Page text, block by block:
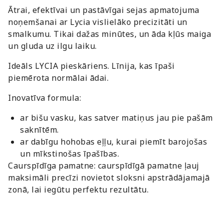
Ātrai, efektīvai un pastāvīgai sejas apmatojuma
noņemšanai ar Lycia vislielāko precizitāti un
smalkumu. Tikai dažas minūtes, un āda kļūs maiga
un gluda uz ilgu laiku.
Ideāls LYCIA pieskāriens. Līnija, kas īpaši
piemērota normālai ādai.
Inovatīva formula:
ar bišu vasku, kas satver matiņus jau pie pašām
saknītēm.
ar dabīgu hohobas eļļu, kurai piemīt barojošas
un mīkstinošas īpašības.
Caurspīdīga pamatne: caurspīdīgā pamatne ļauj
maksimāli precīzi novietot sloksni apstrādājamajā
zonā, lai iegūtu perfektu rezultātu.